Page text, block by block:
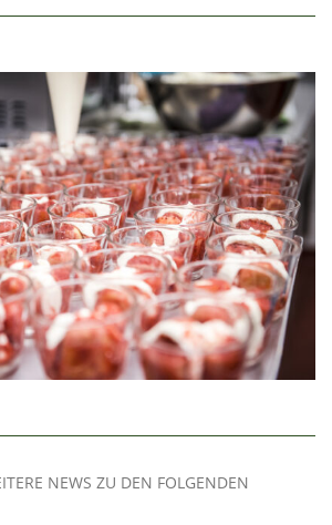
NEWS ZU DEN FOLGENDEN